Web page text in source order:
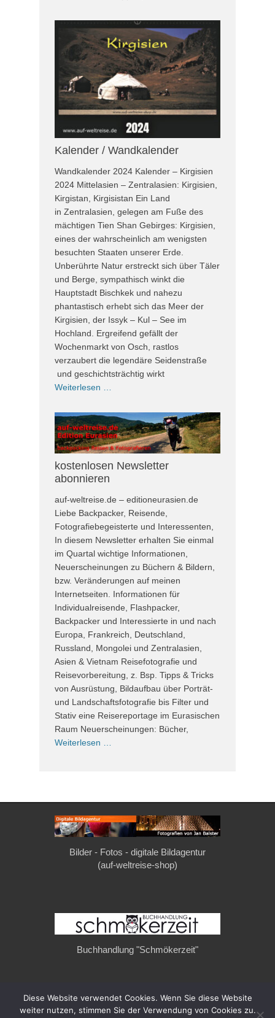
Kalender / Wandkalender
Wandkalender 2024 Kalender – Kirgisien
2024 Mittelasien – Zentralasien: Kirgisien,
Kirgistan, Kirgisistan Ein Land
in Zentralasien, gelegen am Fuße des
mächtigen Tien Shan Gebirges: Kirgisien,
eines der wahrscheinlich am wenigsten
besuchten Staaten unserer Erde.
Unberührte Natur erstreckt sich über Täler
und Berge, sympathisch winkt die
Hauptstadt Bischkek und nahezu
phantastisch erhebt sich das Meer der
Kirgisien, der Issyk – Kul – See im
Hochland. Ergreifend gefällt der
Wochenmarkt von Osch, rastlos
verzaubert die legendäre Seidenstraße
und geschichtsträchtig wirkt
Weiterlesen …
kostenlosen Newsletter
abonnieren
auf-weltreise.de – editioneurasien.de
Liebe Backpacker, Reisende,
Fotografiebegeisterte und Interessenten,
In diesem Newsletter erhalten Sie einmal
im Quartal wichtige Informationen,
Neuerscheinungen zu Büchern & Bildern,
bzw. Veränderungen auf meinen
Internetseiten. Informationen für
Individualreisende, Flashpacker,
Backpacker und Interessierte in und nach
Europa, Frankreich, Deutschland,
Russland, Mongolei und Zentralasien,
Asien & Vietnam Reisefotografie und
Reisevorbereitung, z. Bsp. Tipps & Tricks
von Ausrüstung, Bildaufbau über Porträt-
und Landschaftsfotografie bis Filter und
Stativ eine Reisereportage im Eurasischen
Raum Neuerscheinungen: Bücher,
Weiterlesen …
Bilder - Fotos - digitale Bildagentur
(auf-weltreise-shop)
Buchhandlung "Schmökerzeit"
Copyright © 2026auf-weltreise.de. All Rights Reserved.
Privatsphäre & Datenschutz
Diese Website verwendet Cookies. Wenn Sie diese Website
weiter nutzen, stimmen Sie der Verwendung von Cookies zu.